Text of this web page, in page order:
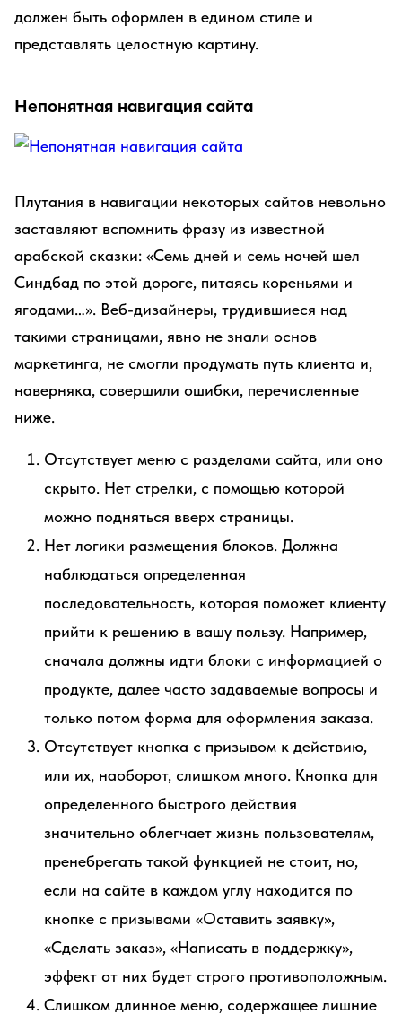
должен быть оформлен в едином стиле и
представлять целостную картину.
Непонятная навигация сайта
Плутания в навигации некоторых сайтов невольно
заставляют вспомнить фразу из известной
арабской сказки: «Семь дней и семь ночей шел
Синдбад по этой дороге, питаясь кореньями и
ягодами…». Веб-дизайнеры, трудившиеся над
такими страницами, явно не знали основ
маркетинга, не смогли продумать путь клиента и,
наверняка, совершили ошибки, перечисленные
ниже.
Отсутствует меню с разделами сайта, или оно
скрыто. Нет стрелки, с помощью которой
можно подняться вверх страницы.
Нет логики размещения блоков. Должна
наблюдаться определенная
последовательность, которая поможет клиенту
прийти к решению в вашу пользу. Например,
сначала должны идти блоки с информацией о
продукте, далее часто задаваемые вопросы и
только потом форма для оформления заказа.
Отсутствует кнопка с призывом к действию,
или их, наоборот, слишком много. Кнопка для
определенного быстрого действия
значительно облегчает жизнь пользователям,
пренебрегать такой функцией не стоит, но,
если на сайте в каждом углу находится по
кнопке с призывами «Оставить заявку»,
«Сделать заказ», «Написать в поддержку»,
эффект от них будет строго противоположным.
Слишком длинное меню, содержащее лишние